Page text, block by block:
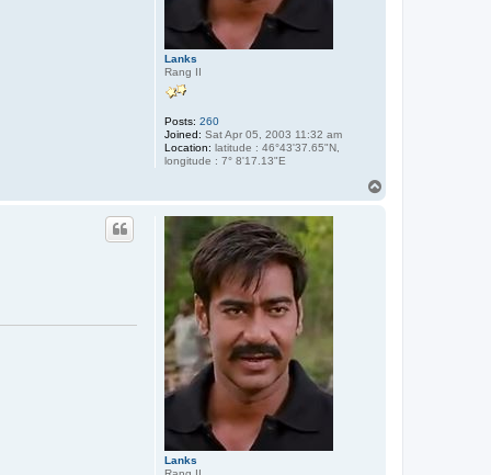
Lanks
Rang II
Posts: 260
Joined: Sat Apr 05, 2003 11:32 am
Location: latitude : 46°43'37.65"N,
longitude : 7° 8'17.13"E
Lanks